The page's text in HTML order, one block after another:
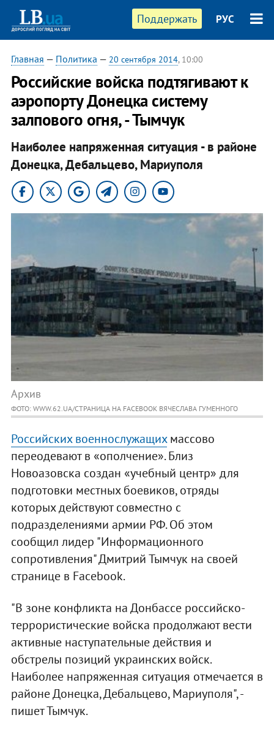
Поддержать РУС
Главная — Политика — 20 сентября 2014, 10:00
Российские войска подтягивают к
аэропорту Донецка систему
залпового огня, - Тымчук
Наиболее напряженная ситуация - в районе
Донецка, Дебальцево, Мариуполя
Архив
ФОТО: WWW.62.UA/СТРАНИЦА НА FACEBOOK ВЯЧЕСЛАВА ГУМЕННОГО
Российских военнослужащихмассово
переодевают в «ополчение». Близ
Новоазовска создан «учебный центр» для
подготовки местных боевиков, отряды
которых действуют совместно с
подразделениями армии РФ. Об этом
сообщил лидер "Информационного
сопротивления" Дмитрий Тымчук на своей
странице в Facebook.
"В зоне конфликта на Донбассе российско-
террористические войска продолжают вести
активные наступательные действия и
обстрелы позиций украинских войск.
Наиболее напряженная ситуация отмечается в
районе Донецка, Дебальцево, Мариуполя", -
пишет Тымчук.